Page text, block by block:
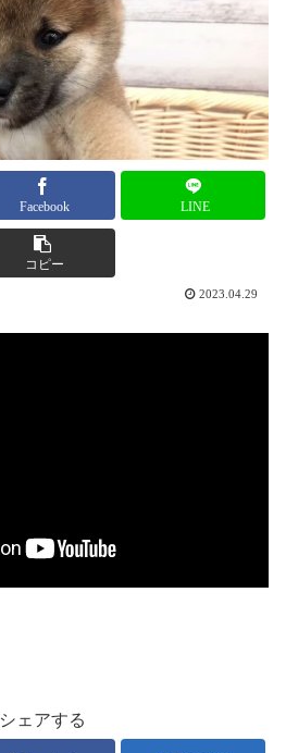
Facebook LINE
コピー
2023.04.29
シェアする